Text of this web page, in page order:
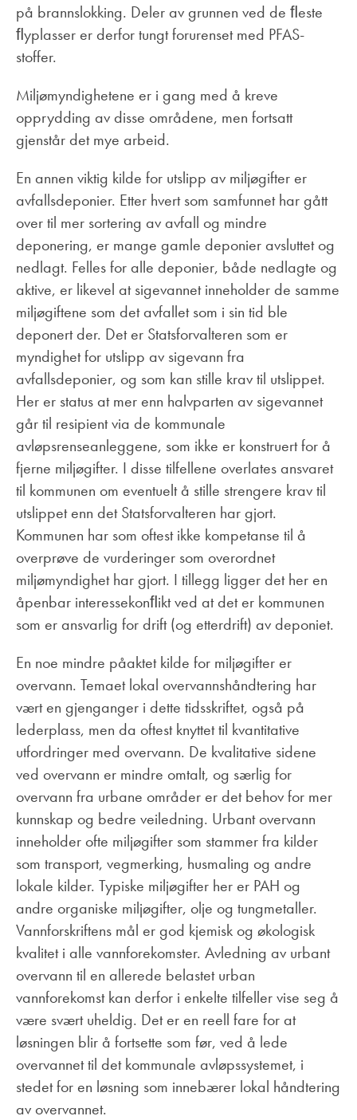
på brannslokking. Deler av grunnen ved de ﬂeste
ﬂyplasser er derfor tungt forurenset med PFAS-
stoffer.
Miljømyndighetene er i gang med å kreve
opprydding av disse områdene, men fortsatt
gjenstår det mye arbeid.
En annen viktig kilde for utslipp av miljøgifter er
avfallsdeponier. Etter hvert som samfunnet har gått
over til mer sortering av avfall og mindre
deponering, er mange gamle deponier avsluttet og
nedlagt. Felles for alle deponier, både nedlagte og
aktive, er likevel at sigevannet inneholder de samme
miljøgiftene som det avfallet som i sin tid ble
deponert der. Det er Statsforvalteren som er
myndighet for utslipp av sigevann fra
avfallsdeponier, og som kan stille krav til utslippet.
Her er status at mer enn halvparten av sigevannet
går til resipient via de kommunale
avløpsrenseanleggene, som ikke er konstruert for å
fjerne miljøgifter. I disse tilfellene overlates ansvaret
til kommunen om eventuelt å stille strengere krav til
utslippet enn det Statsforvalteren har gjort.
Kommunen har som oftest ikke kompetanse til å
overprøve de vurderinger som overordnet
miljømyndighet har gjort. I tillegg ligger det her en
åpenbar interessekonﬂikt ved at det er kommunen
som er ansvarlig for drift (og etterdrift) av deponiet.
En noe mindre påaktet kilde for miljøgifter er
overvann. Temaet lokal overvannshåndtering har
vært en gjenganger i dette tidsskriftet, også på
lederplass, men da oftest knyttet til kvantitative
utfordringer med overvann. De kvalitative sidene
ved overvann er mindre omtalt, og særlig for
overvann fra urbane områder er det behov for mer
kunnskap og bedre veiledning. Urbant overvann
inneholder ofte miljøgifter som stammer fra kilder
som transport, vegmerking, husmaling og andre
lokale kilder. Typiske miljøgifter her er PAH og
andre organiske miljøgifter, olje og tungmetaller.
Vannforskriftens mål er god kjemisk og økologisk
kvalitet i alle vannforekomster. Avledning av urbant
overvann til en allerede belastet urban
vannforekomst kan derfor i enkelte tilfeller vise seg å
være svært uheldig. Det er en reell fare for at
løsningen blir å fortsette som før, ved å lede
overvannet til det kommunale avløpssystemet, i
stedet for en løsning som innebærer lokal håndtering
av overvannet.